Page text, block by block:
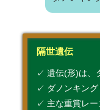
隔世遺伝
✓ 遺伝(形)は、
✓ ダノンキング
✓ 主な重賞レー